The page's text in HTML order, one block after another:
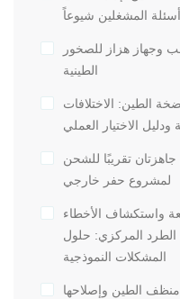
المشغلين شيوعاً
وجهاز هزاز للصخور
الطينية
الطين: الاختلافات
ودليل الاختيار العملي
تقريبًا للشحن
لمشروع حفر خارجي
واستكشاف الأخطاء
المركزي: حلول
المشكلات النموذجية
الطين وإصلاحها